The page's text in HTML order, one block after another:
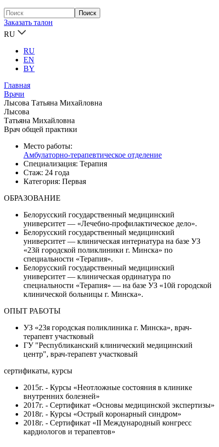
Заказать талон
RU
RU
EN
BY
Главная
Врачи
Лысова Татьяна Михайловна
Лысова
Татьяна Михайловна
Врач общей практики
Место работы:
Амбулаторно-терапевтическое отделение
Специализация: Терапия
Стаж: 24 года
Категория: Первая
ОБРАЗОВАНИЕ
Белорусский государственный медицинский
университет — «Лечебно-профилактическое дело».
Белорусский государственный медицинский
университет — клиническая интернатура на базе УЗ
«23й городской поликлиники г. Минска» по
специальности «Терапия».
Белорусский государственный медицинский
университет — клиническая ординатура по
специальности «Терапия» — на базе УЗ «10й городской
клинической больницы г. Минска».
ОПЫТ РАБОТЫ
УЗ «23я городская поликлиника г. Минска», врач-
терапевт участковый
ГУ "Республиканский клинический медицинский
центр", врач-терапевт участковый
сертификаты, курсы
2015г. - Курсы «Неотложные состояния в клинике
внутренних болезней»
2017г. - Сертификат «Основы медицинской экспертизы»
2018г. - Курсы «Острый коронарный синдром»
2018г. - Сертификат «II Международный конгресс
кардиологов и терапевтов»